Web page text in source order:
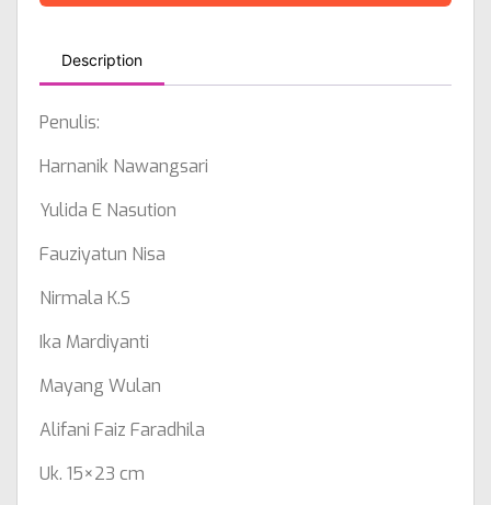
Description
Penulis:
Harnanik Nawangsari
Yulida E Nasution
Fauziyatun Nisa
Nirmala K.S
Ika Mardiyanti
Mayang Wulan
Alifani Faiz Faradhila
Uk. 15×23 cm